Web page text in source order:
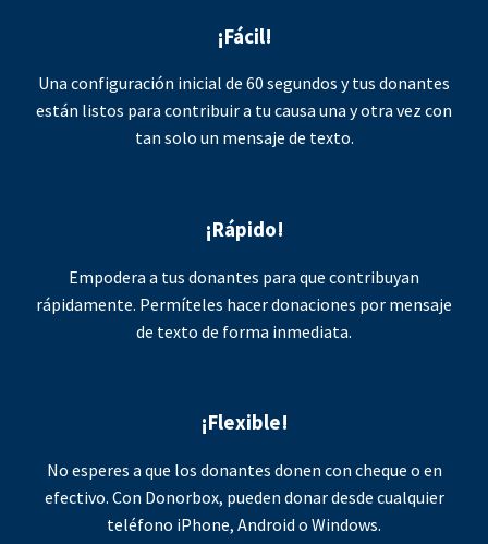
¡Fácil!
Una configuración inicial de 60 segundos y tus donantes
están listos para contribuir a tu causa una y otra vez con
tan solo un mensaje de texto.
¡Rápido!
Empodera a tus donantes para que contribuyan
rápidamente. Permíteles hacer donaciones por mensaje
de texto de forma inmediata.
¡Flexible!
No esperes a que los donantes donen con cheque o en
efectivo. Con Donorbox, pueden donar desde cualquier
teléfono iPhone, Android o Windows.